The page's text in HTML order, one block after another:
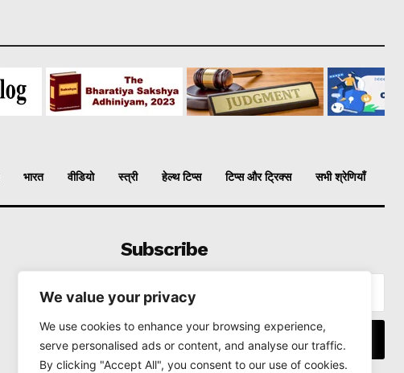
We value your privacy
We use cookies to enhance your browsing experience,
serve personalised ads or content, and analyse our traffic.
By clicking "Accept All", you consent to our use of cookies.
भारत वीडियो स्त्री हेल्थ टिप्स टिप्स और ट्रिक्स सभी श्रेणियाँ
Subscribe
I WANT IN